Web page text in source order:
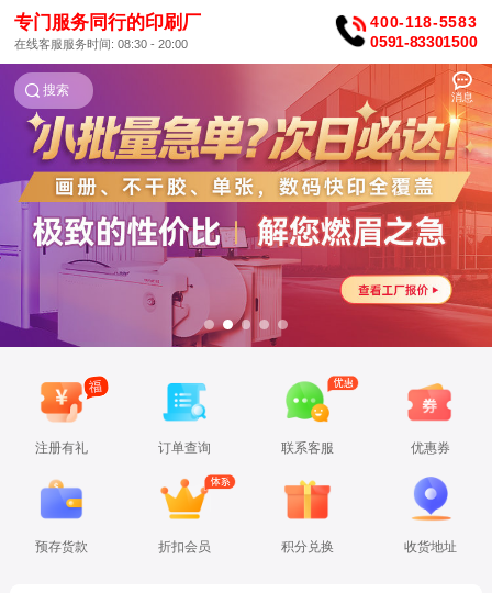
专门服务同行的印刷厂
在线客服服务时间: 08:30 - 20:00
400-118-5583
0591-83301500
搜索 消息
注册有礼 订单查询 联系客服 优惠券
预存货款 折扣会员 积分兑换 收货地址